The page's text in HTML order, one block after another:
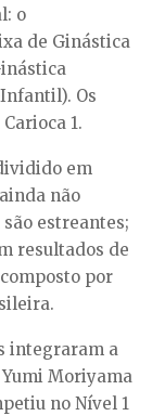
o
de Ginástica
Os
1.
em
não
estreantes;
resultados de
por
integraram a
Yumi Moriyama
no Nível 1